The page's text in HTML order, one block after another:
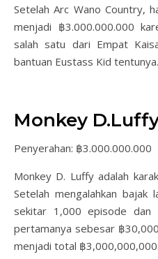
Setelah Arc Wano Country,
menjadi ฿3.000.000.000
salah satu dari Empat
bantuan Eustass Kid tentunya.
Monkey
Penyerahan: ฿3.000.000.000
Monkey D. Luffy adalah
Setelah mengalahkan
sekitar 1,000 episode dan
pertamanya sebesar ฿
menjadi total ฿3,000,000,000.